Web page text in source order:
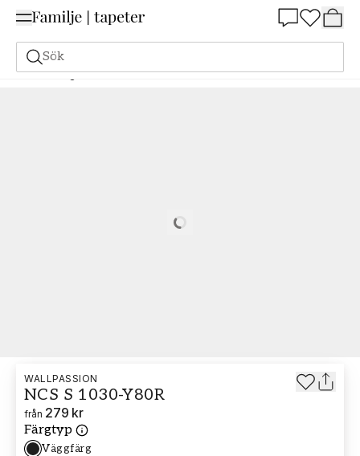
Sök
Målarfärg Beställ utifrån NCS Beställ utifrån NCS 1030-Y80R
Loading…
WALLPASSION
NCS S 1030-Y80R
från 279 kr
Färgtyp
Väggfärg